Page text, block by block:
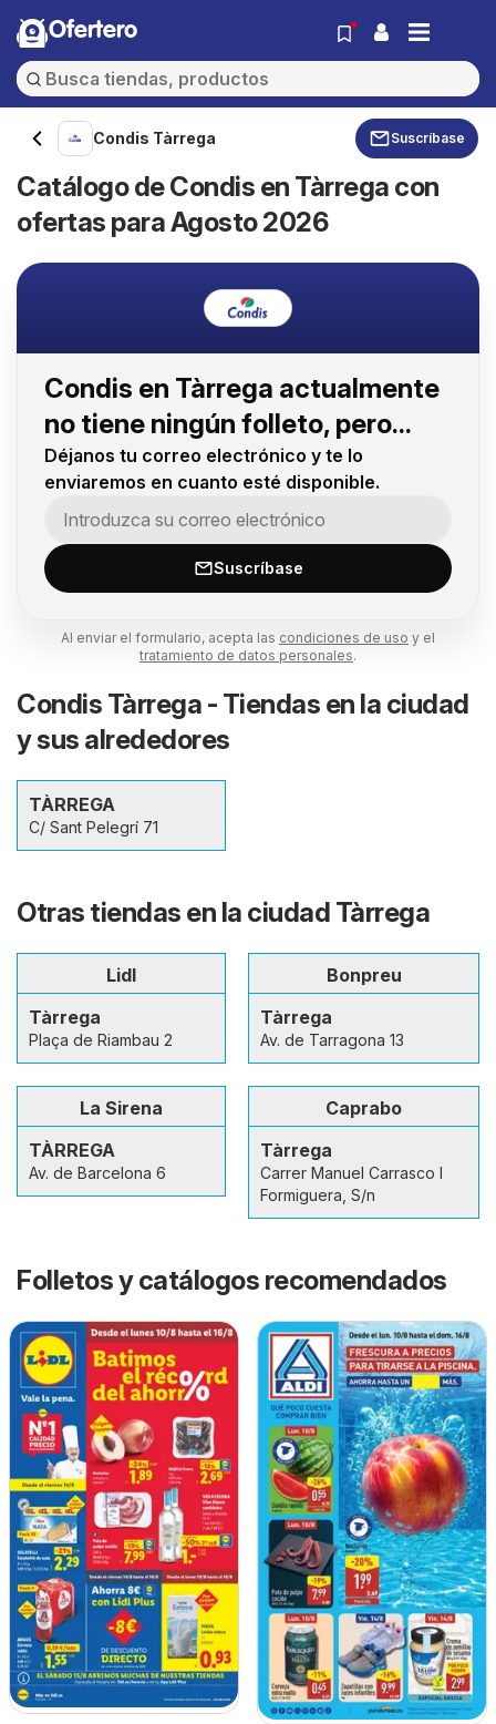
Ofertero
Condis Tàrrega Suscríbase
Catálogo de Condis en Tàrrega con
ofertas para Agosto 2026
Condis en Tàrrega actualmente
no tiene ningún folleto, pero...
Déjanos tu correo electrónico y te lo
enviaremos en cuanto esté disponible.
Suscríbase
Al enviar el formulario, acepta las condiciones de uso y el
tratamiento de datos personales.
Condis Tàrrega - Tiendas en la ciudad
y sus alrededores
TÀRREGA
C/ Sant Pelegrí 71
Otras tiendas en la ciudad Tàrrega
Lidl
Tàrrega
Plaça de Riambau 2
Bonpreu
Tàrrega
Av. de Tarragona 13
La Sirena
TÀRREGA
Av. de Barcelona 6
Caprabo
Tàrrega
Carrer Manuel Carrasco I
Formiguera, S/n
Folletos y catálogos recomendados